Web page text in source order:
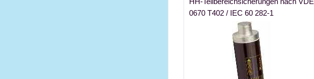
0670 T402 / IEC 60 282-1